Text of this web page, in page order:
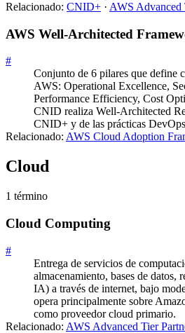
Relacionado: CNID+ · AWS Advanced
AWS Well-Architected
#
Conjunto de 6 pilares que define
AWS: Operational Excellence,
Performance Efficiency, Cost
CNID realiza Well-Architected
CNID+ y de las prácticas
Relacionado: AWS Cloud Adoption
Cloud
1 término
Cloud Computing
#
Entrega de servicios de
almacenamiento, bases de datos,
IA) a través de internet, bajo
opera principalmente sobre
como proveedor cloud primario.
Relacionado: AWS Advanced Tier